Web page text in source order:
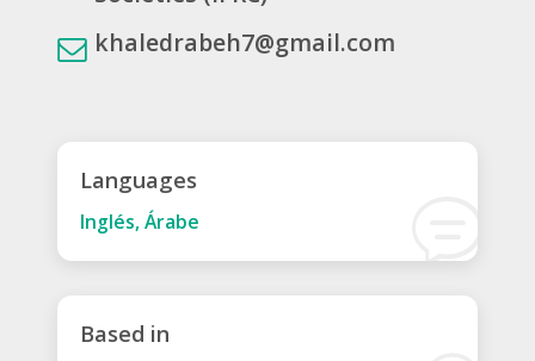
khaledrabeh7@gmail.com
Languages
Inglés, Árabe
Based in